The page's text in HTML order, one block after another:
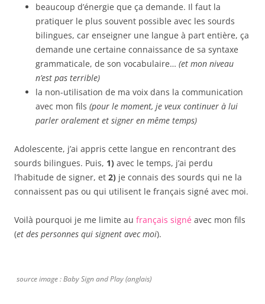
beaucoup d’énergie que ça demande. Il faut la
pratiquer le plus souvent possible avec les sourds
bilingues, car enseigner une langue à part entière, ça
demande une certaine connaissance de sa syntaxe
grammaticale, de son vocabulaire… (et mon niveau
n’est pas terrible)
la non-utilisation de ma voix dans la communication
avec mon fils (pour le moment, je veux continuer à lui
parler oralement et signer en même temps)
Adolescente, j’ai appris cette langue en rencontrant des
sourds bilingues. Puis, 1) avec le temps, j’ai perdu
l’habitude de signer, et 2) je connais des sourds qui ne la
connaissent pas ou qui utilisent le français signé avec moi.
Voilà pourquoi je me limite au français signé avec mon fils
(et des personnes qui signent avec moi).
source image : Baby Sign and Play (anglais)